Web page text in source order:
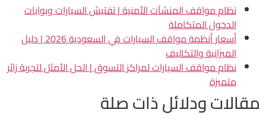
نظام مواقف المنشآت الأمنية | تفتيش السيارات وبوابات
الدخول المتكاملة
أسعار أنظمة مواقف السيارات في السعودية 2026 | دليل
الميزانية والتكاليف
نظام مواقف السيارات لمراكز التسوق | الحل الأمثل لتجربة زائر
متميزة
مقالات ودلائل ذات صلة